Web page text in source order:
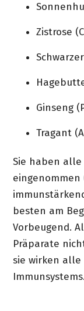
Zistrose
Ginseng
Tragant
Sie haben
eingenommen
besten am
Vorbeugend.
Präparate
sie wirken alle
Immunsystems.